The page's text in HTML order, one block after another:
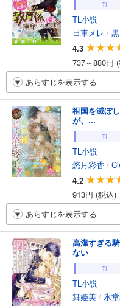
TL
TL小説
日車メレ /
4.3
737～880円
あらすじを表示する
祖国を滅ぼ
が、...
TL
TL小説
悠月彩香 /
4.2
913円 (税込)
あらすじを表示する
高潔すぎる
ない
TL
TL小説
舞姫美 / 氷